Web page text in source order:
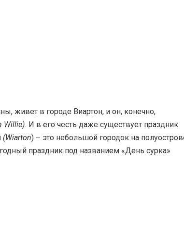
живет в городе Виартон, и он, конечно,
Willie). И в его честь даже существует праздник
(Wiarton) – это небольшой городок на
праздник под названием «День сурка»